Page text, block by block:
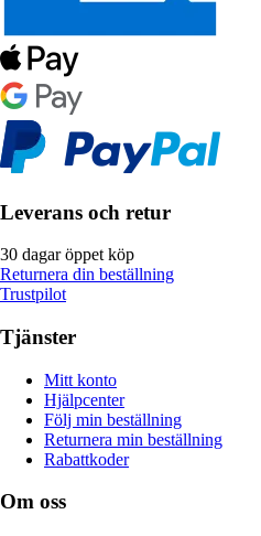
Leverans och retur
30 dagar öppet köp
Returnera din beställning
Trustpilot
Tjänster
Mitt konto
Hjälpcenter
Följ min beställning
Returnera min beställning
Rabattkoder
Om oss